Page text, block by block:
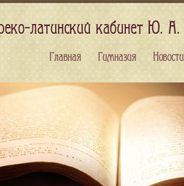
латинский кабинет Ю.
Главная Гимназия Новости